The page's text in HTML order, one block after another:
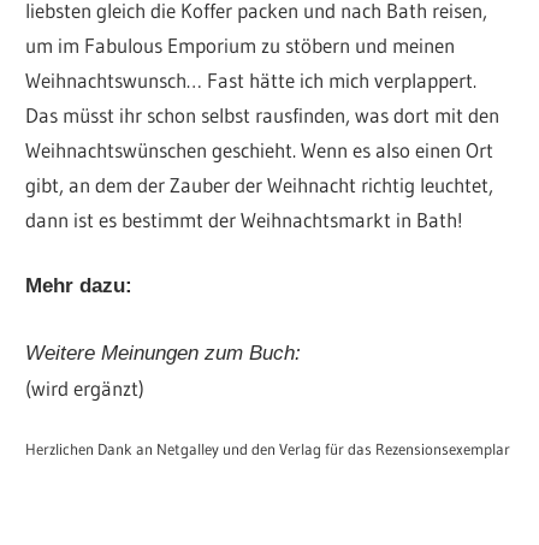
liebsten gleich die Koffer packen und nach Bath reisen,
um im Fabulous Emporium zu stöbern und meinen
Weihnachtswunsch… Fast hätte ich mich verplappert.
Das müsst ihr schon selbst rausfinden, was dort mit den
Weihnachtswünschen geschieht. Wenn es also einen Ort
gibt, an dem der Zauber der Weihnacht richtig leuchtet,
dann ist es bestimmt der Weihnachtsmarkt in Bath!
Mehr dazu:
Weitere Meinungen zum Buch:
(wird ergänzt)
Herzlichen Dank an Netgalley und den Verlag für das Rezensionsexemplar